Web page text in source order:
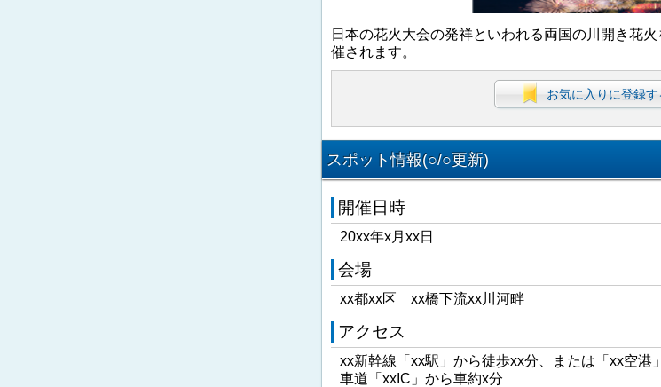
日本の花火大会の発祥といわれる両国の川開き花
催されます。
お気に入りに登録す
スポット情報(○/○更新)
開催日時
20xx年x月xx日
会場
xx都xx区 xx橋下流xx川河畔
アクセス
xx新幹線「xx駅」から徒歩xx分、または「xx空港
車道「xxIC」から車約x分